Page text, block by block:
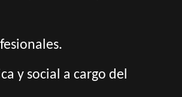
y social a cargo del